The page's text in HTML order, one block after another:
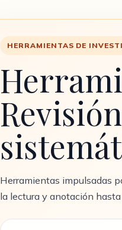
HERRAMIENTAS DE
Herramientas impulsadas
la lectura y anotación